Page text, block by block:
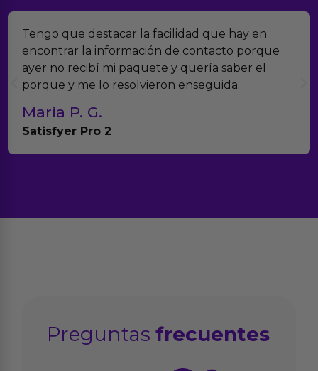
Encontramos Erotiks a través de Google y la
verdad es que nos han sorprendido. Tienen
muchísimos productos y han sido super
con el seguimiento del pedido.
Teresa y Diego
Anna Huevo Vibrador
Preguntasfrecuentes